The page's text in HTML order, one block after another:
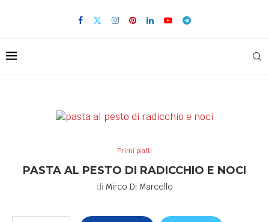
Primi piatti
PASTA AL PESTO DI RADICCHIO E NOCI
di Mirco Di Marcello